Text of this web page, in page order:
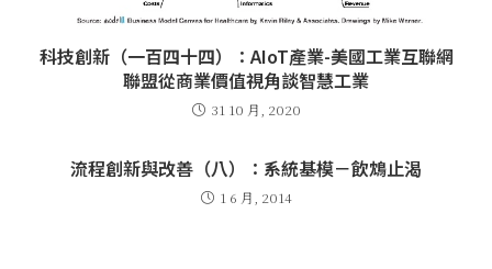
科技創新（一百四十四）：AIoT產業-美國工業互聯網
聯盟從商業價值視角談智慧工業
31 10 月, 2020
流程創新與改善（八）：系統基模－飲鴆止渴
1 6 月, 2014